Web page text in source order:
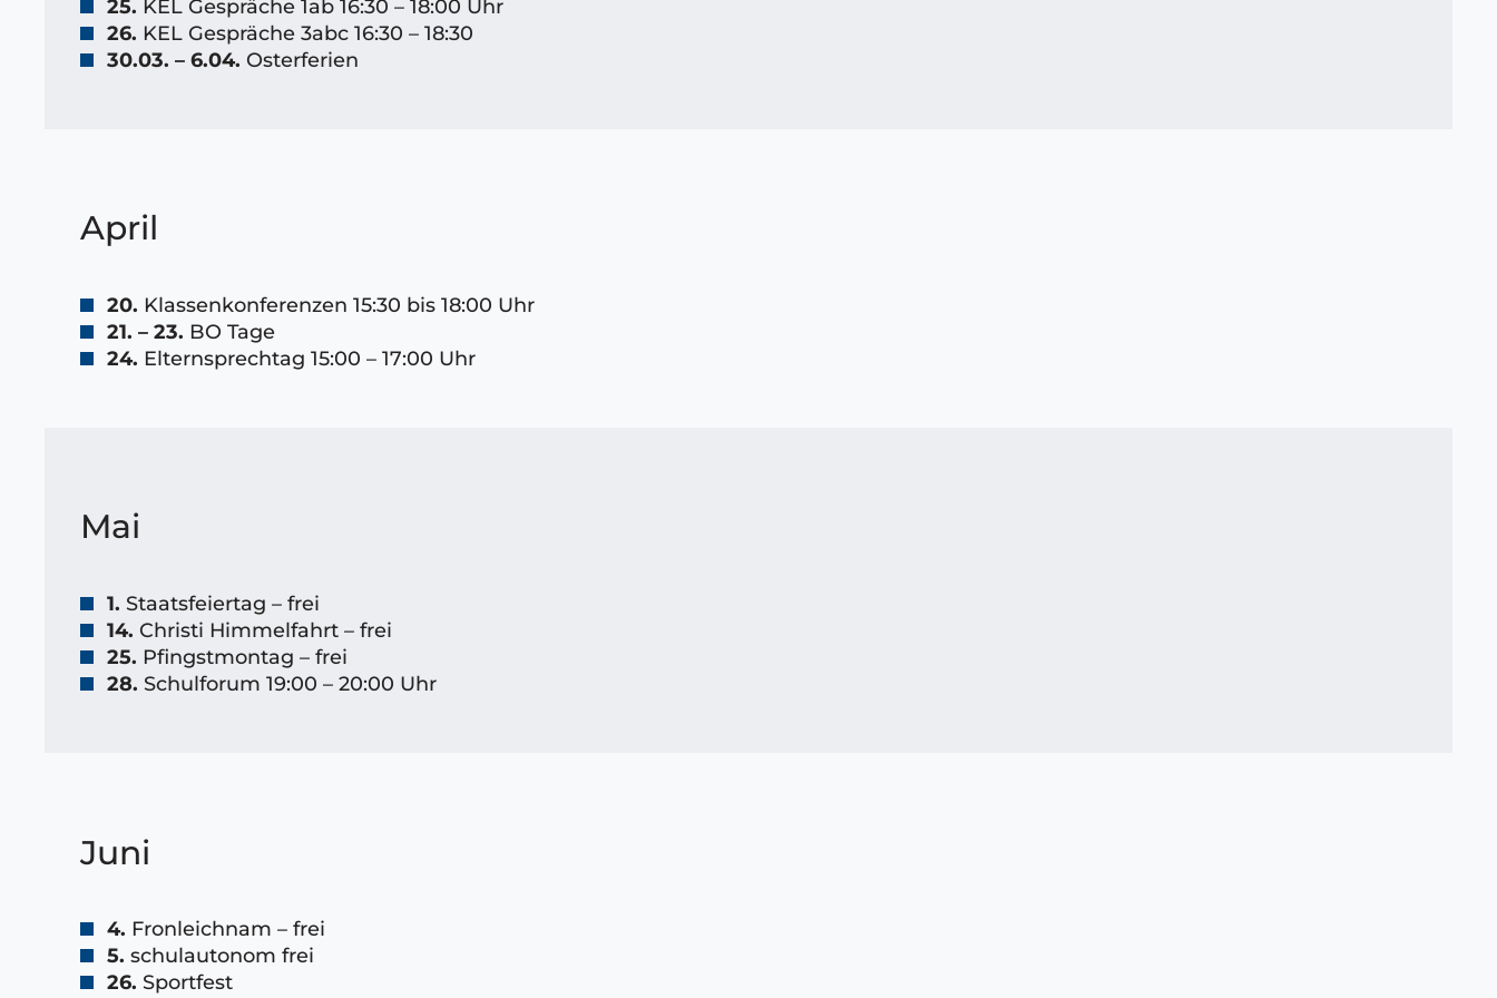
25. KEL Gespräche 1ab 16:30 – 18:00 Uhr
26. KEL Gespräche 3abc 16:30 – 18:30
30.03. – 6.04. Osterferien
April
20. Klassenkonferenzen 15:30 bis 18:00 Uhr
21. – 23. BO Tage
24. Elternsprechtag 15:00 – 17:00 Uhr
Mai
1. Staatsfeiertag – frei
14. Christi Himmelfahrt – frei
25. Pfingstmontag – frei
28. Schulforum 19:00 – 20:00 Uhr
Juni
4. Fronleichnam – frei
5. schulautonom frei
26. Sportfest